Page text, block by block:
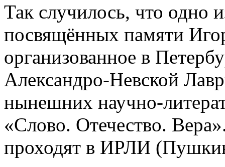
Так случилось, что одно
посвящённых памяти
организованное в
Александро-Невской
нынешних научно-
«Слово. Отечество.
проходят в ИРЛИ